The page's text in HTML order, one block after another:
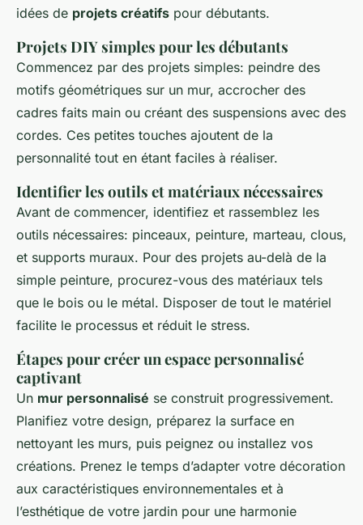
idées de projets créatifs pour débutants.
Projets DIY simples pour les débutants
Commencez par des projets simples: peindre des
motifs géométriques sur un mur, accrocher des
cadres faits main ou créant des suspensions avec des
cordes. Ces petites touches ajoutent de la
personnalité tout en étant faciles à réaliser.
Identifier les outils et matériaux nécessaires
Avant de commencer, identifiez et rassemblez les
outils nécessaires: pinceaux, peinture, marteau, clous,
et supports muraux. Pour des projets au-delà de la
simple peinture, procurez-vous des matériaux tels
que le bois ou le métal. Disposer de tout le matériel
facilite le processus et réduit le stress.
Étapes pour créer un espace personnalisé
captivant
Un mur personnalisé se construit progressivement.
Planifiez votre design, préparez la surface en
nettoyant les murs, puis peignez ou installez vos
créations. Prenez le temps d’adapter votre décoration
aux caractéristiques environnementales et à
l’esthétique de votre jardin pour une harmonie